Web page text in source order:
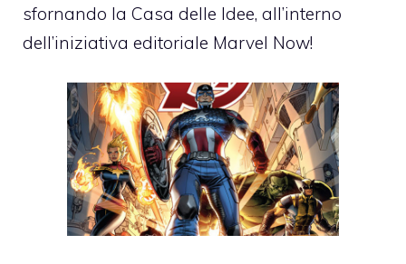
sfornando la Casa delle Idee, all’interno
dell’iniziativa editoriale Marvel Now!